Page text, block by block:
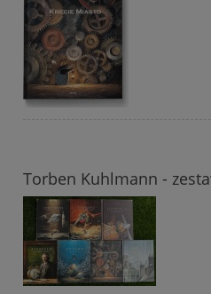
Torben Kuhlmann -